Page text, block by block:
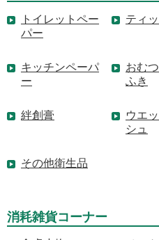
トイレットペー
パー
ティ
キッチンペーパ
ー
おむ
ふき
絆創膏
ウエ
シュ
その他衛生品
消耗雑貨コーナー